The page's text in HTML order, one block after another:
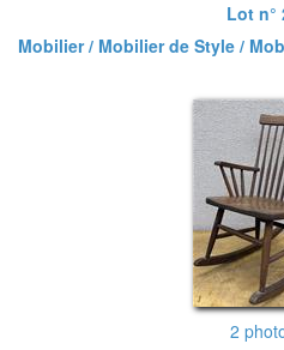
Lot n°
Mobilier / Mobilier de Style /
2